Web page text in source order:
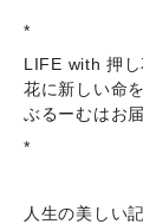
*
LIFE with 押し
花に新しい命
ぶるーむはお
*
人生の美しい